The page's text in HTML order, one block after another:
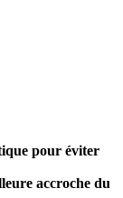
pour éviter
accroche du